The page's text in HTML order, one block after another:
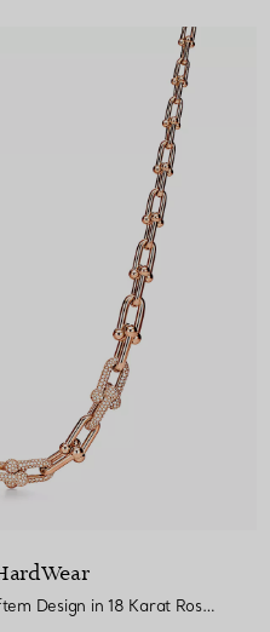
Gliederhalskette in abgestuftem Design in 18 Karat Roségold mit Pavé-Diamanten